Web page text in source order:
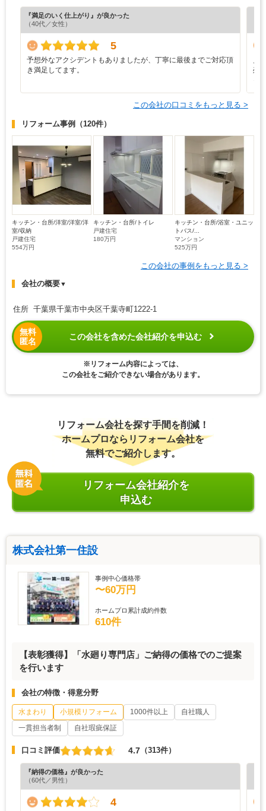
『満足のいく仕上がり』が良かった
（40代／女性）
5
予想外なアクシデントもありましたが、丁寧に最後までご対応頂
き満足してます。
残
この会社の口コミをもっと見る >
リフォーム事例 （120件）
キッチン・台所/洋室/洋室/洋
室/収納
戸建住宅
554万円
キッチン・台所/トイレ
戸建住宅
180万円
キッチン・台所/浴室・ユニッ
トバス/...
マンション
525万円
この会社の事例をもっと見る >
会社の概要▼
住所 千葉県千葉市中央区千葉寺町1222-1
無料
匿名
この会社を含めた会社紹介を申込む
※リフォーム内容によっては、
この会社をご紹介できない場合があります。
リフォーム会社を探す手間を削減！
ホームプロならリフォーム会社を
無料でご紹介します。
リフォーム会社紹介を
申込む
株式会社第一住設
事例中心価格帯
〜60万円
ホームプロ累計成約件数
610件
【表彰獲得】「水廻り専門店」ご納得の価格でのご提案
を行います
会社の特徴・得意分野
水まわり 小規模リフォーム 1000件以上
自社職人
一貫担当者制
自社瑕疵保証
口コミ評価 4.7 （313件）
『納得の価格』が良かった
（60代／男性）
4